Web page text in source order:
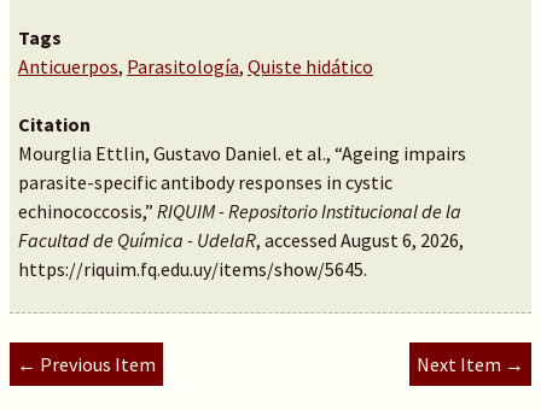
Tags
Anticuerpos, Parasitología, Quiste hidático
Citation
Mourglia Ettlin, Gustavo Daniel. et al., “Ageing impairs
parasite-specific antibody responses in cystic
echinococcosis,” RIQUIM - Repositorio Institucional de la
Facultad de Química - UdelaR, accessed August 6, 2026,
https://riquim.fq.edu.uy/items/show/5645.
← Previous Item Next Item →